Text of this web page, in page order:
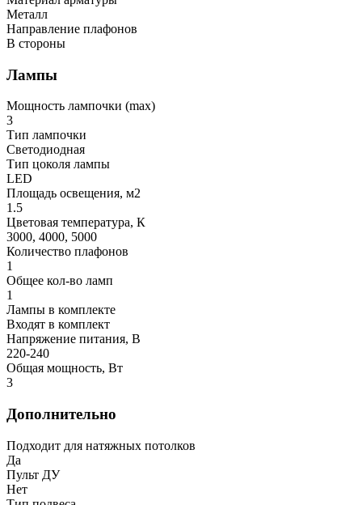
Металл
Направление плафонов
В стороны
Лампы
Мощность лампочки (max)
3
Тип лампочки
Светодиодная
Тип цоколя лампы
LED
Площадь освещения, м2
1.5
Цветовая температура, К
3000, 4000, 5000
Количество плафонов
1
Общее кол-во ламп
1
Лампы в комплекте
Входят в комплект
Напряжение питания, В
220-240
Общая мощность, Вт
3
Дополнительно
Подходит для натяжных потолков
Да
Пульт ДУ
Нет